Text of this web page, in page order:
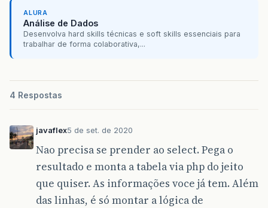
ALURA
Análise de Dados
Desenvolva hard skills técnicas e soft skills essenciais para
trabalhar de forma colaborativa,...
4 Respostas
javaflex5 de set. de 2020
Nao precisa se prender ao select. Pega o
resultado e monta a tabela via php do jeito
que quiser. As informações voce já tem. Além
das linhas, é só montar a lógica de